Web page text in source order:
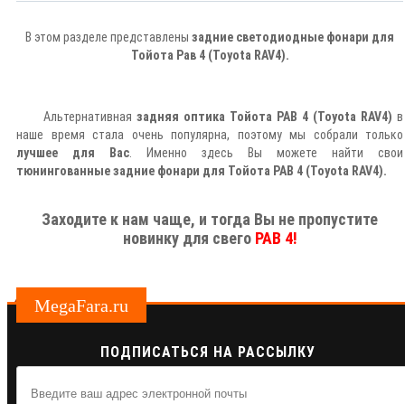
В этом разделе представлены задние светодиодные фонари для
Тойота Рав 4 (Toyota RAV4).
Альтернативная задняя оптика Тойота РАВ 4 (Toyota RAV4) в
наше время стала очень популярна, поэтому мы собрали только
лучшее для Вас. Именно здесь Вы можете найти свои
тюнингованные задние фонари для Тойота РАВ 4 (Toyota RAV4).
Заходите к нам чаще, и тогда Вы не пропустите
новинку для свего РАВ 4!
MegaFara.ru
ПОДПИСАТЬСЯ НА РАССЫЛКУ